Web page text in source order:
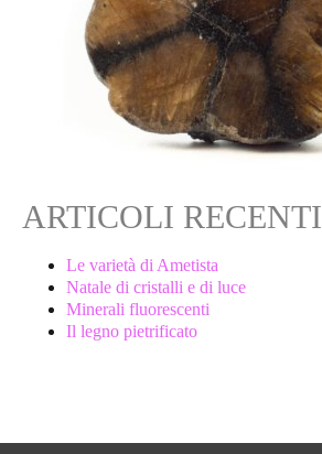
ARTICOLI RECENTI
Le varietà di Ametista
Natale di cristalli e di luce
Minerali fluorescenti
Il legno pietrificato